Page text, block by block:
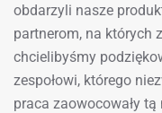
obdarzyli nasze
partnerom, na których
chcielibyśmy
zespołowi, którego
praca zaowocowały tą